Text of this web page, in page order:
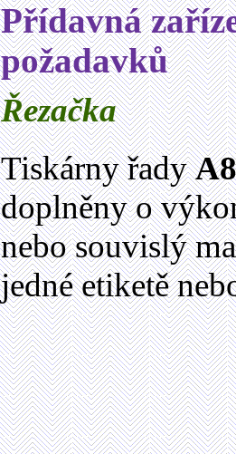
Přídavná
požadavků
Řezačka
Tiskárny řady
doplněny o
nebo souvislý
jedné etiketě